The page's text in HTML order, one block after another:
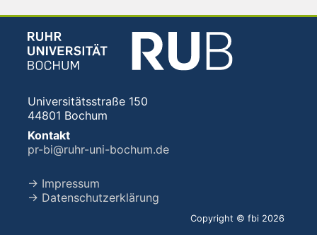
Universitätsstraße 150
44801 Bochum
Kontakt
pr-bi@ruhr-uni-bochum.de
→ Impressum
→ Datenschutzerklärung
Copyright © fbi 2026